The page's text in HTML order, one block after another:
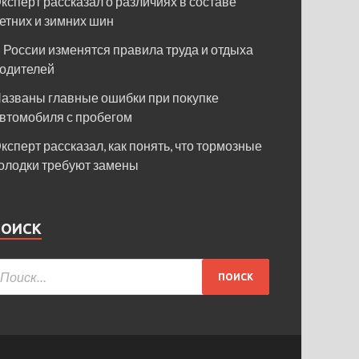
и зимних шин
России изменятся правила труда и отдыха
главные ошибки при покупке
с пробегом
рассказал, как понять, что тормозные
требуют замены